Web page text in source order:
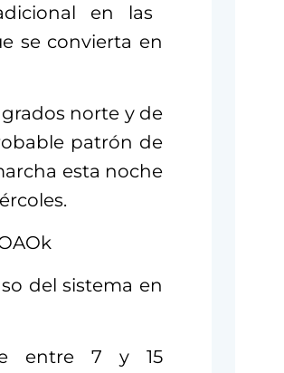
en las
se convierta en
norte y de
patrón de
esta noche
del sistema en
entre 7 y 15